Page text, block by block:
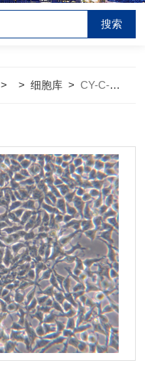
> >细胞库 >CY-C-H0275人胃腺癌细胞+LUCNCI-N87+LUC